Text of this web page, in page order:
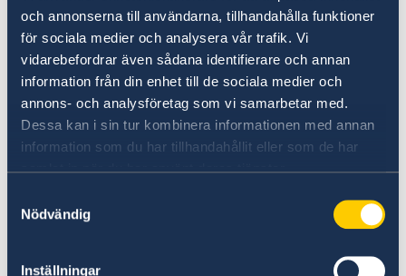
och annonserna till användarna, tillhandahålla funktioner
för sociala medier och analysera vår trafik. Vi
vidarebefordrar även sådana identifierare och annan
information från din enhet till de sociala medier och
annons- och analysföretag som vi samarbetar med.
Dessa kan i sin tur kombinera informationen med annan
information som du har tillhandahållit eller som de har
samlat in när du har använt deras tjänster.
Nödvändig
Inställningar
säkerhetsstandarden vid inrikesflyg.
Svensk representation
Sverige har ingen ambassad i Myanmar.
Svenskar kan vända sig till Sveriges
honorärkonsul i Yangon om de skulle behöva
konsulär assistans. För kontaktuppgifter, se
bemyndigande att utfärda provisoriska pass
provisoriska pass, som utfärdas av